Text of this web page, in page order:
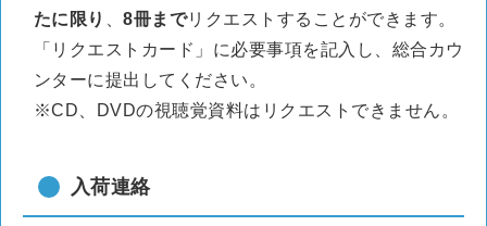
たに限り
、8冊までリクエストすることができます。
「リクエストカード」に必要事項を記入し、総合カウ
ンターに提出してください。
※CD、DVDの視聴覚資料はリクエストできません。
入荷連絡